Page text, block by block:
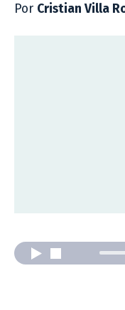
Por Cristian Villa